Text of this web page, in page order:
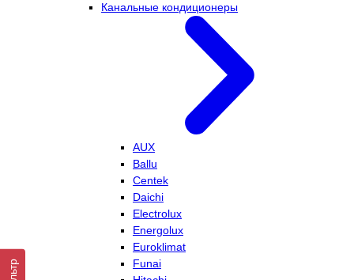
Канальные кондиционеры
AUX
Ballu
Centek
Daichi
Electrolux
Energolux
Euroklimat
Funai